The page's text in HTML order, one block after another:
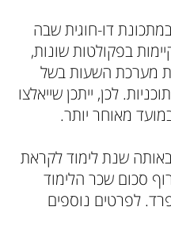
דו-חוגית שבה
בפקולטות שונות,
מערכת השעות בשל
לכן, ייתכן שייאלצו
מאוחר יותר.
שנת לימוד לקראת
סכום שכר הלימוד
לפרטים נוספים